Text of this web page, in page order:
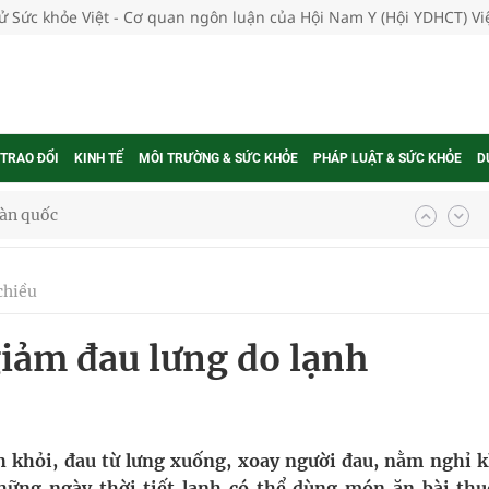
Sức khỏe Việt - Cơ quan ngôn luận của Hội Nam Y (Hội YDHCT)
ĐỔI KINH TẾ MÔI TRƯỜNG & SỨC KHỎE PHÁP LUẬT & SỨC KHỎE
quốc
lực cho môi trường và cộng đồng
bảo hiểm y tế nếu không đăng ký khám theo yêu
đau lưng do lạnh
đau từ lưng xuống, xoay người đau, nằm nghỉ